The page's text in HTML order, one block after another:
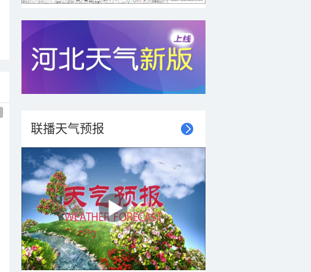
联播天气预报